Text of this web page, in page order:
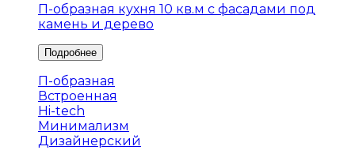
П-образная кухня 10 кв.м с фасадами под
камень и дерево
П-образная
Встроенная
Hi-tech
Минимализм
Дизайнерский